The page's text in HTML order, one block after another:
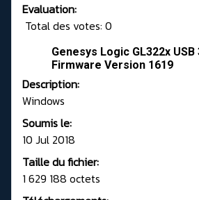
Evaluation:
Total des votes: 0
Genesys Logic GL322x
Firmware Version 1619
Description:
Windows
Soumis le:
10 Jul 2018
Taille du fichier:
1 629 188 octets